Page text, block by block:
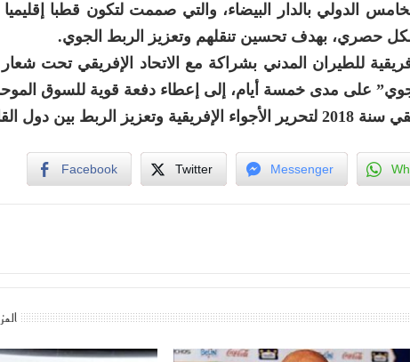
الدولي بالدار البيضاء، والتي صممت لتكون قطبا
حصري، بهدف تحسين تنقلهم وتعزيز الربط الجوي.
للطيران المدني بشراكة مع الاتحاد الإفريقي تحت
على مدى خمسة أيام، إلى إعطاء دفعة قوية للسوق
بين دول القارة.
Facebook Twitter Messenger